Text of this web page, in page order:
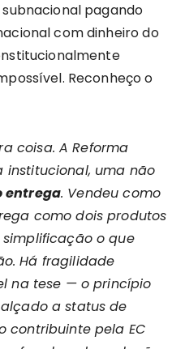
pagando
com dinheiro do
Reconheço o
coisa. A Reforma
institucional, uma não
entrega. Vendeu como
como dois produtos
o que
Há fragilidade
na tese — o princípio
a status de
contribuinte pela EC